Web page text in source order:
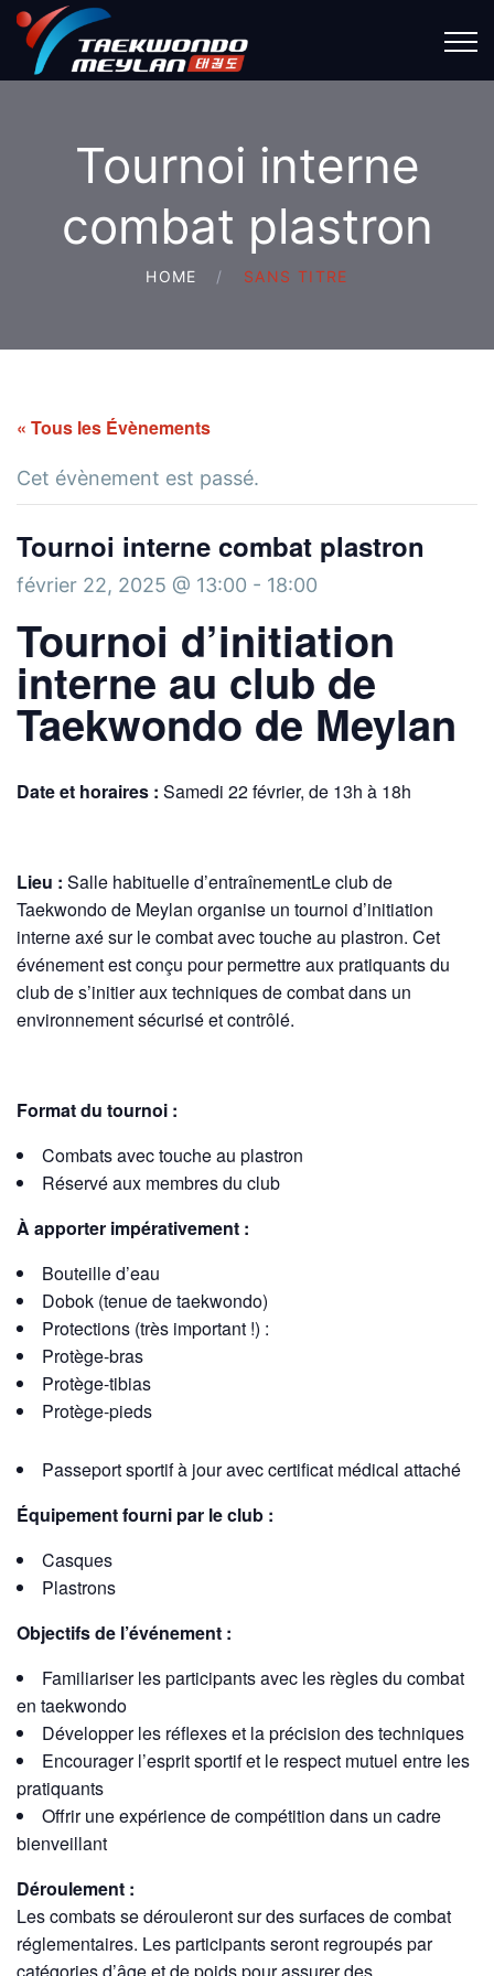
Tournoi interne
combat plastron
HOME SANS TITRE
« Tous les Évènements
Cet évènement est passé.
Tournoi interne combat plastron
février 22, 2025 @ 13:00 - 18:00
Tournoi d’initiation
interne au club de
Taekwondo de Meylan
Date et horaires : Samedi 22 février, de 13h à 18h
Lieu : Salle habituelle d’entraînementLe club de
Taekwondo de Meylan organise un tournoi d’initiation
interne axé sur le combat avec touche au plastron. Cet
événement est conçu pour permettre aux pratiquants du
club de s’initier aux techniques de combat dans un
environnement sécurisé et contrôlé.
Format du tournoi :
Combats avec touche au plastron
Réservé aux membres du club
À apporter impérativement :
Bouteille d’eau
Dobok (tenue de taekwondo)
Protections (très important !) :
Protège-bras
Protège-tibias
Protège-pieds
Passeport sportif à jour avec certificat médical attaché
Équipement fourni par le club :
Casques
Plastrons
Objectifs de l’événement :
Familiariser les participants avec les règles du combat
en taekwondo
Développer les réflexes et la précision des techniques
Encourager l’esprit sportif et le respect mutuel entre les
pratiquants
Offrir une expérience de compétition dans un cadre
bienveillant
Déroulement :
Les combats se dérouleront sur des surfaces de combat
réglementaires. Les participants seront regroupés par
catégories d’âge et de poids pour assurer des